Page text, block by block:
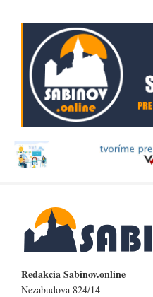
Redakcia Sabinov.online
Nezabudova 824/14